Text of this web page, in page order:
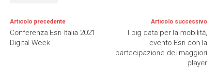
Articolo precedente
Conferenza Esri Italia 2021
Digital Week
Articolo successivo
I big data per la mobilità,
evento Esri con la
partecipazione dei maggiori
player